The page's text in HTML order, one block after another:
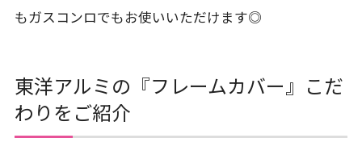
もガスコンロでもお使いいただけます◎
東洋アルミの『フレームカバー』こだ
わりをご紹介